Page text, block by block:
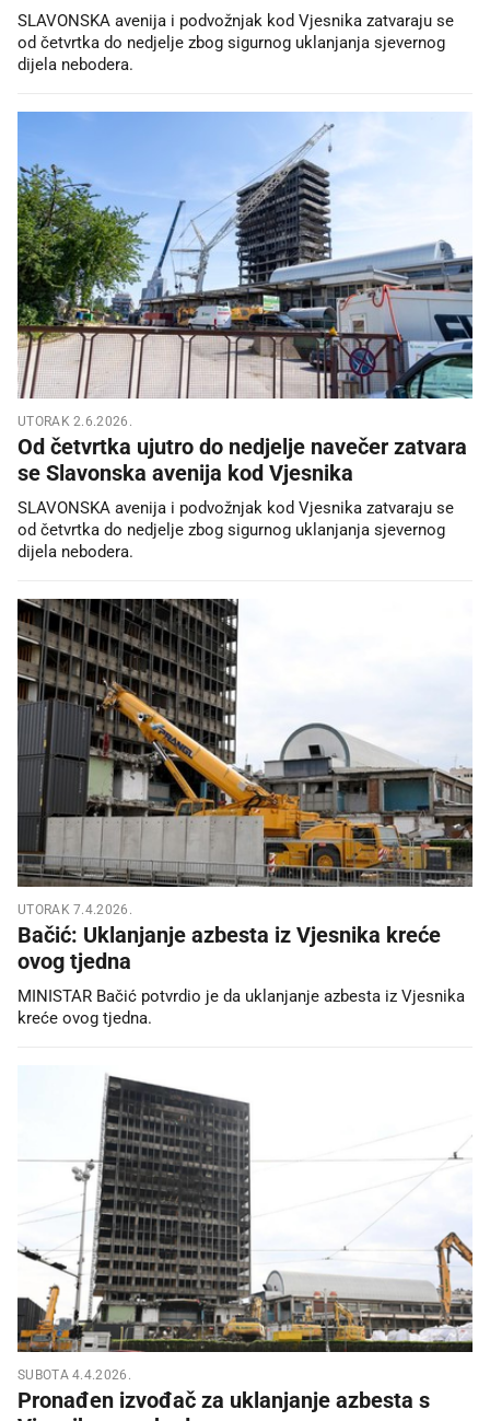
SLAVONSKA avenija i podvožnjak kod Vjesnika zatvaraju se
od četvrtka do nedjelje zbog sigurnog uklanjanja sjevernog
dijela nebodera.
UTORAK 2.6.2026.
Od četvrtka ujutro do nedjelje navečer zatvara
se Slavonska avenija kod Vjesnika
SLAVONSKA avenija i podvožnjak kod Vjesnika zatvaraju se
od četvrtka do nedjelje zbog sigurnog uklanjanja sjevernog
dijela nebodera.
UTORAK 7.4.2026.
Bačić: Uklanjanje azbesta iz Vjesnika kreće
ovog tjedna
MINISTAR Bačić potvrdio je da uklanjanje azbesta iz Vjesnika
kreće ovog tjedna.
SUBOTA 4.4.2026.
Pronađen izvođač za uklanjanje azbesta s